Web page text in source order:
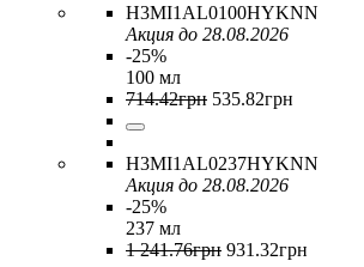
H3MI1AL0100HYKNN
Акция до 28.08.2026
-25%
100 мл
714.42грн 535.82грн
H3MI1AL0237HYKNN
Акция до 28.08.2026
-25%
237 мл
1 241.76грн 931 .32грн